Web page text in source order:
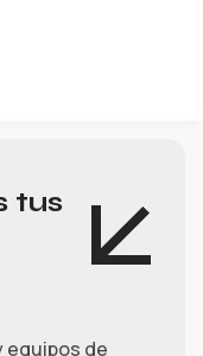
tus
equipos de